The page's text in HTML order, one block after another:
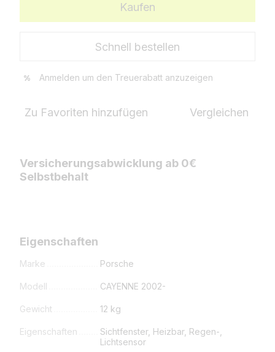
Kaufen
Schnell bestellen
% Anmelden um den Treuerabatt anzuzeigen
Zu Favoriten hinzufügen Vergleichen
Versicherungsabwicklung ab 0€
Selbstbehalt
Eigenschaften
Marke Porsche
Modell CAYENNE 2002-
Gewicht 12 kg
Eigenschaften
Sichtfenster, Heizbar, Regen-,
Lichtsensor